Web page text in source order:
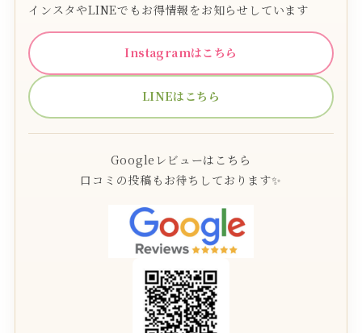
インスタやLINEでもお得情報をお知らせしています
Instagramはこちら
LINEはこちら
Googleレビューはこちら
口コミの投稿もお待ちしております✨